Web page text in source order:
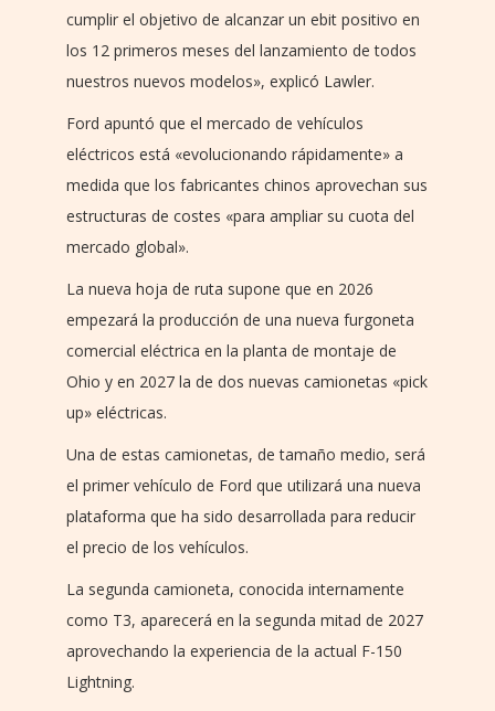
cumplir el objetivo de alcanzar un ebit positivo en
los 12 primeros meses del lanzamiento de todos
nuestros nuevos modelos», explicó Lawler.
Ford apuntó que el mercado de vehículos
eléctricos está «evolucionando rápidamente» a
medida que los fabricantes chinos aprovechan sus
estructuras de costes «para ampliar su cuota del
mercado global».
La nueva hoja de ruta supone que en 2026
empezará la producción de una nueva furgoneta
comercial eléctrica en la planta de montaje de
Ohio y en 2027 la de dos nuevas camionetas «pick
up» eléctricas.
Una de estas camionetas, de tamaño medio, será
el primer vehículo de Ford que utilizará una nueva
plataforma que ha sido desarrollada para reducir
el precio de los vehículos.
La segunda camioneta, conocida internamente
como T3, aparecerá en la segunda mitad de 2027
aprovechando la experiencia de la actual F-150
Lightning.